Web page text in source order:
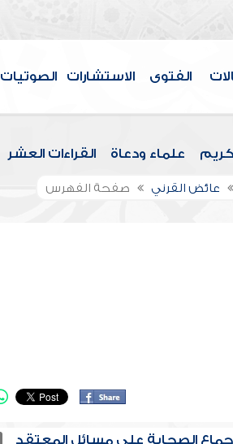
الفتوى الاستشارات الصوتيات
علماء ودعاة القراءات العشر
عائض القرني صفحة الفهرس
الصحابة على مسائل المعتقد